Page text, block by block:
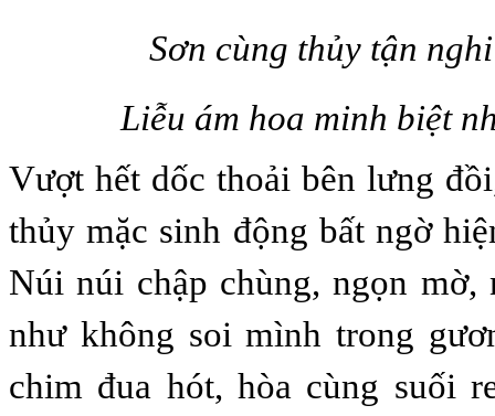
Sơn cùng thủy tận
Liễu ám hoa minh biệt
Vượt hết dốc thoải bên lưng
thủy mặc sinh động bất ngờ
Núi núi chập chùng, ngọn mờ,
như không soi mìnhtrong
chim đua hót, hòa cùng suối